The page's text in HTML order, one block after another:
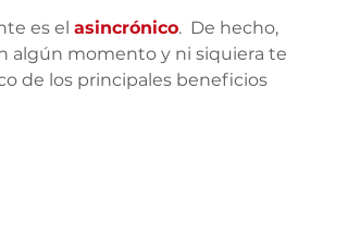
es el asincrónico.  De hecho,
algún momento y ni siquiera te
de los principales beneficios